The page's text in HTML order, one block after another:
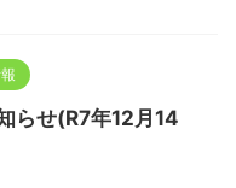
らせ(R7年12月14